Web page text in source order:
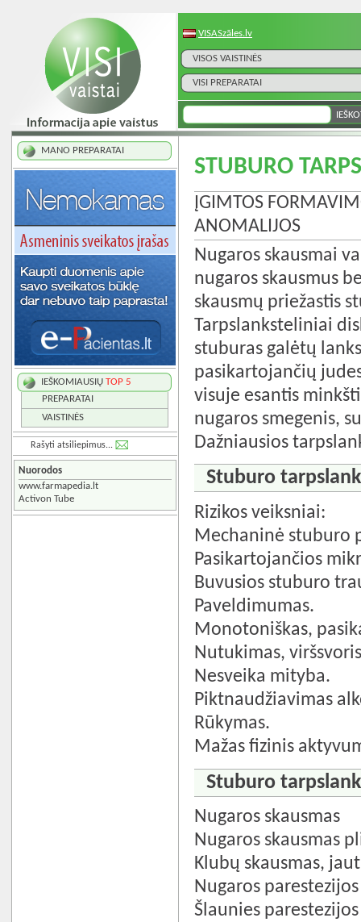
VISASzāles.lv
VISOS VAISTINĖS
VISI PREPARATAI
MANO PREPARATAI
IEŠKOMIAUSIŲ TOP 5
PREPARATAI
VAISTINĖS
Rašyti atsiliepimus...
Nuorodos
www.farmapedia.lt
Activon Tube
STUBURO
ĮGIMTOS
ANOMALIJOS
Nugaros skausmai
nugaros skausmus
skausmų priežastis
Tarpslanksteliniai
stuburas galėtų
pasikartojančių
visuje esantis
nugaros smegenis,
Dažniausios
Stuburo
Rizikos veiksniai:
Mechaninė stuburo
Pasikartojančios
Buvusios stuburo
Paveldimumas.
Monotoniškas,
Nutukimas,
Nesveika mityba.
Piktnaudžiavimas
Rūkymas.
Mažas fizinis
Stuburo
Nugaros skausmas
Nugaros skausmas
Klubų skausmas,
Nugaros parestezijos
Šlaunies parestezijos